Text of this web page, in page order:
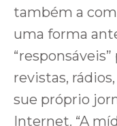
também a
uma forma
revistas,
sue próprio
Internet. “A